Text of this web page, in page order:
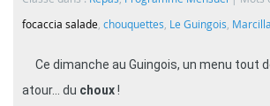
focaccia salade, chouquettes, Le Guingois,
Ce dimanche au Guingois, un menu tout
atour... du choux!